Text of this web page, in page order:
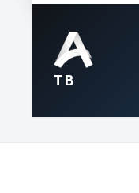
ТВ